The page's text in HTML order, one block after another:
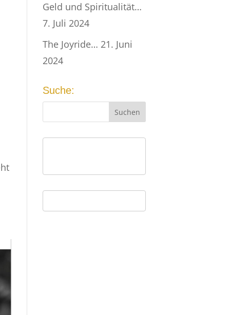
Geld und Spiritualität…
7. Juli 2024
The Joyride… 21. Juni
2024
Suche: